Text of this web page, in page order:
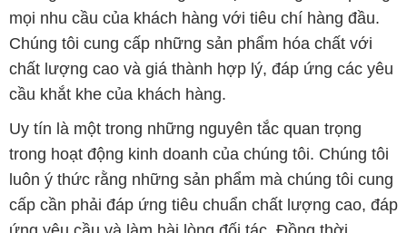
mọi nhu cầu của khách hàng với tiêu chí hàng đầu.
Chúng tôi cung cấp những sản phẩm hóa chất với
chất lượng cao và giá thành hợp lý, đáp ứng các yêu
cầu khắt khe của khách hàng.
Uy tín là một trong những nguyên tắc quan trọng
trong hoạt động kinh doanh của chúng tôi. Chúng tôi
luôn ý thức rằng những sản phẩm mà chúng tôi cung
cấp cần phải đáp ứng tiêu chuẩn chất lượng cao, đáp